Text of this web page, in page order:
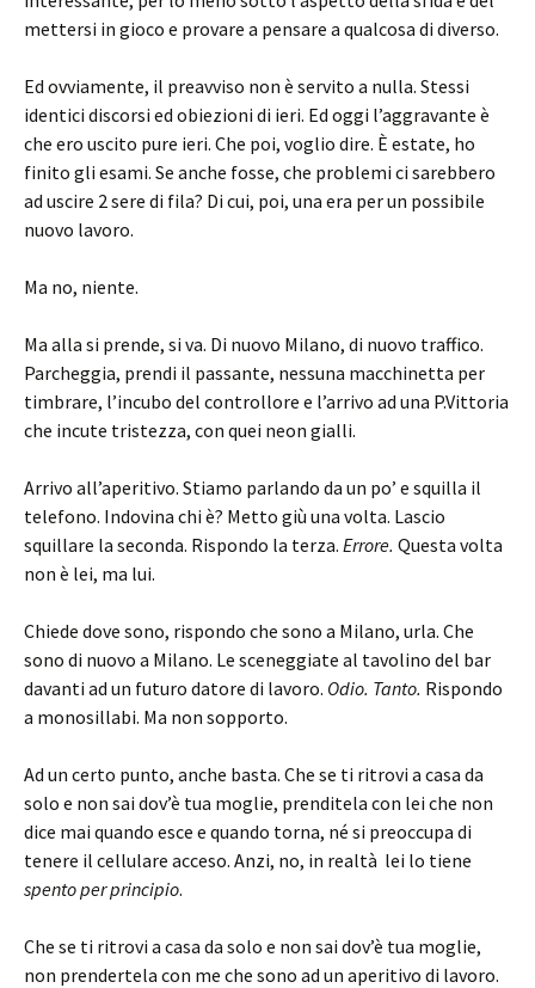
mettersi in gioco e provare a pensare a qualcosa di diverso.
Ed ovviamente, il preavviso non è servito a nulla. Stessi
identici discorsi ed obiezioni di ieri. Ed oggi l’aggravante è
che ero uscito pure ieri. Che poi, voglio dire. È estate, ho
finito gli esami. Se anche fosse, che problemi ci sarebbero
ad uscire 2 sere di fila? Di cui, poi, una era per un possibile
nuovo lavoro.
Ma no, niente.
Ma alla si prende, si va. Di nuovo Milano, di nuovo traffico.
Parcheggia, prendi il passante, nessuna macchinetta per
timbrare, l’incubo del controllore e l’arrivo ad una P.Vittoria
che incute tristezza, con quei neon gialli.
Arrivo all’aperitivo. Stiamo parlando da un po’ e squilla il
telefono. Indovina chi è? Metto giù una volta. Lascio
squillare la seconda. Rispondo la terza. Errore. Questa volta
non è lei, ma lui.
Chiede dove sono, rispondo che sono a Milano, urla. Che
sono di nuovo a Milano. Le sceneggiate al tavolino del bar
davanti ad un futuro datore di lavoro. Odio. Tanto. Rispondo
a monosillabi. Ma non sopporto.
Ad un certo punto, anche basta. Che se ti ritrovi a casa da
solo e non sai dov’è tua moglie, prenditela con lei che non
dice mai quando esce e quando torna, né si preoccupa di
tenere il cellulare acceso. Anzi, no, in realtà lei lo tiene
spento per principio.
Che se ti ritrovi a casa da solo e non sai dov’è tua moglie,
non prendertela con me che sono ad un aperitivo di lavoro.